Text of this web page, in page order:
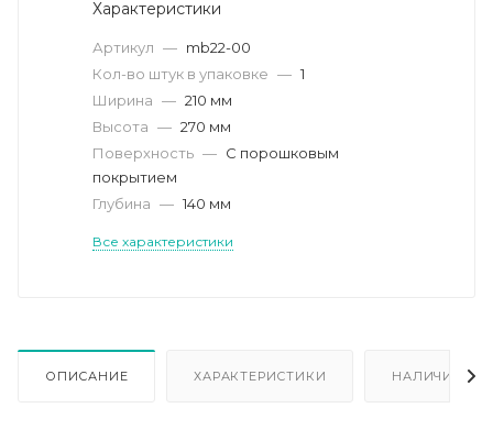
Характеристики
Артикул — mb22-00
Кол-во штук в упаковке — 1
Ширина — 210 мм
Высота — 270 мм
Поверхность — С порошковым
покрытием
Глубина — 140 мм
Все характеристики
ОПИСАНИЕ ХАРАКТЕРИСТИКИ НАЛИЧИЕ